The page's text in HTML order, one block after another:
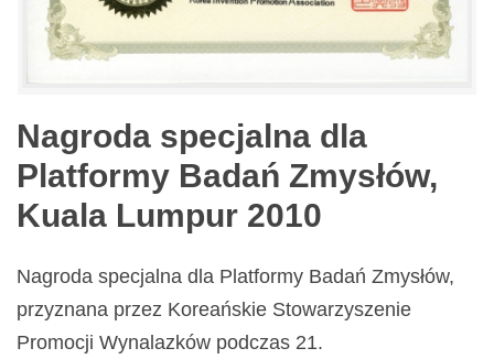
Nagroda specjalna dla
Platformy Badań Zmysłów,
Kuala Lumpur 2010
Nagroda specjalna dla Platformy Badań Zmysłów,
przyznana przez Koreańskie Stowarzyszenie
Promocji Wynalazków podczas 21.